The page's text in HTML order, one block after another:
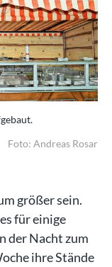
Foto: Andreas Rosar
größer sein.
für einige
der Nacht zum
ihre Stände